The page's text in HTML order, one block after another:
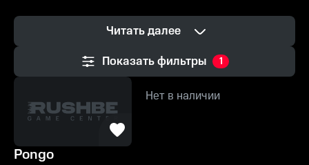
Читать далее
Показать фильтры
1
Нет в наличии
Pongo